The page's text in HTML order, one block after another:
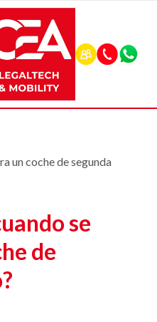
un coche de segunda
se
de